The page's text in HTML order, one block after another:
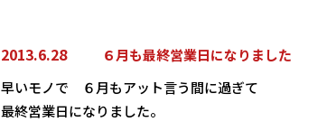
2013.6.28
６月も最終営業日になりました
早いモノで ６月もアット言う間に過ぎて
最終営業日になりました。